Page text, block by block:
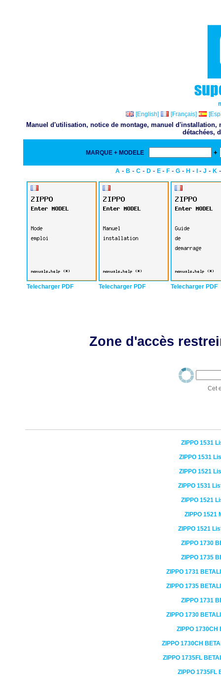
[English]
[Français]
Manuel d'utilisation, notice de montage, manuel
détachées,
MARQUE + MODELE +
A - B - C - D - E - F - G - H - - J - K
Telecharger PDF Telecharger PDF Telecharger PDF
Zone d'accès
Cet
ZIPPO 1531
ZIPPO 1531
ZIPPO 1521
ZIPPO 1531
ZIPPO 1521
ZIPPO 1521
ZIPPO 1521
ZIPPO 1730
ZIPPO 1735
ZIPPO 1731
ZIPPO 1735
ZIPPO 1731
ZIPPO 1730
ZIPPO 1730CH
ZIPPO 1730CH
ZIPPO 1735FL
ZIPPO 1735FL